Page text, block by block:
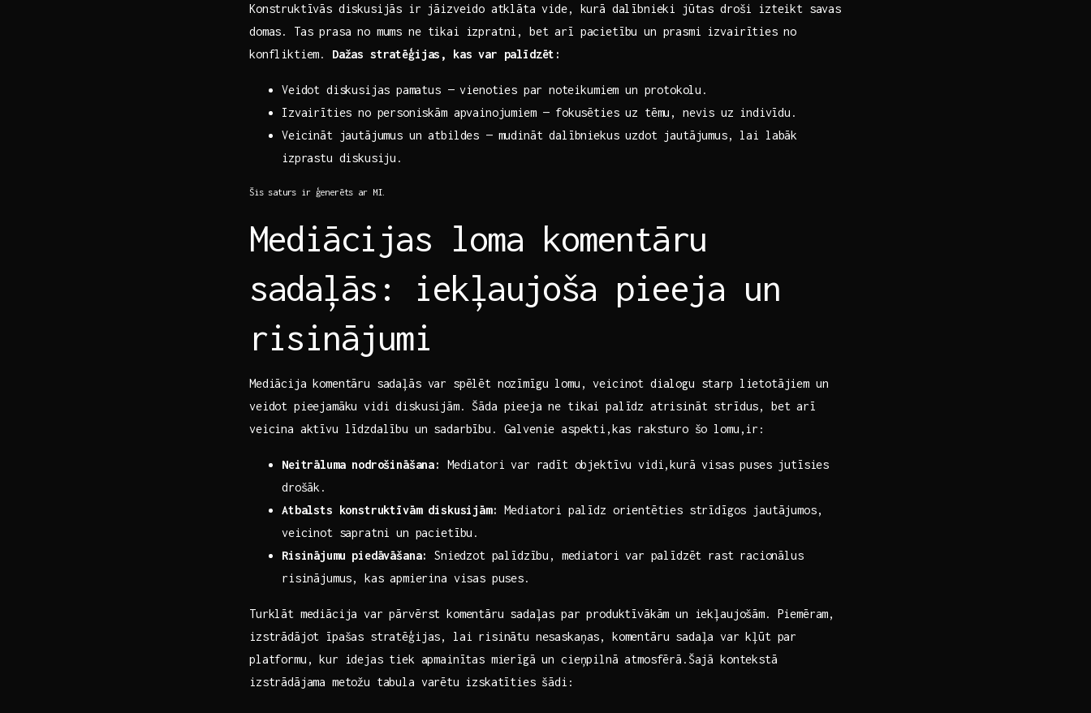
Konstruktīvās diskusijās​ ir⁣ jāizveido atklāta vide, kurā dalībnieki jūtas droši izteikt savas
domas. Tas prasa no mums ne tikai izpratni, bet arī pacietību un prasmi izvairīties⁣ no
konfliktiem. Dažas stratēģijas, kas ‌var palīdzēt:
Veidot diskusijas ⁣pamatus — vienoties par⁢ noteikumiem un protokolu.
Izvairīties no personiskām ​apvainojumiem — fokusēties‌ uz tēmu, nevis ⁤uz⁤ indivīdu.
Veicināt jautājumus un atbildes — mudināt dalībniekus uzdot jautājumus, lai labāk
izprastu​ diskusiju.
Šis ⁢saturs​ ir ģenerēts ar MI.
Mediācijas loma komentāru
sadaļās: iekļaujoša pieeja un
risinājumi
Mediācija komentāru sadaļās var spēlēt nozīmīgu lomu, veicinot dialogu ‌starp​ lietotājiem​ un
veidot‍ pieejamāku vidi diskusijām. Šāda pieeja ne tikai palīdz atrisināt strīdus, bet arī⁢
veicina aktīvu līdzdalību un sadarbību. Galvenie⁢ aspekti,kas raksturo šo lomu,ir:
Neitrāluma nodrošināšana:
Mediatori var radīt objektīvu vidi,kurā visas ⁤puses jutīsies
drošāk.
Atbalsts konstruktīvām diskusijām: Mediatori palīdz orientēties strīdīgos jautājumos,
veicinot sapratni un pacietību.
Risinājumu piedāvāšana:
⁣Sniedzot palīdzību, ‍mediatori var palīdzēt rast ⁢racionālus
risinājumus, kas apmierina visas puses.
Turklāt mediācija var pārvērst komentāru ⁤sadaļas ‍par produktīvākām un iekļaujošām.​ Piemēram,
izstrādājot īpašas stratēģijas, lai​ risinātu nesaskaņas, komentāru sadaļa var ⁢kļūt par
platformu, kur idejas tiek⁤ apmainītas mierīgā un cieņpilnā‌ atmosfērā.Šajā kontekstā
izstrādājama metožu tabula varētu⁣ izskatīties šādi: